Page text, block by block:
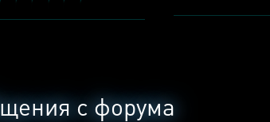
с форума